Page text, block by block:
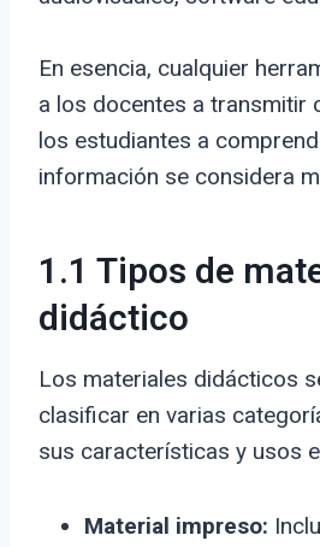
En esencia, cualquier
a los docentes a transmitir
los estudiantes a
información se considera
1.1 Tipos de
didáctico
Los materiales didácticos
clasificar en varias
sus características y usos
Material impreso: